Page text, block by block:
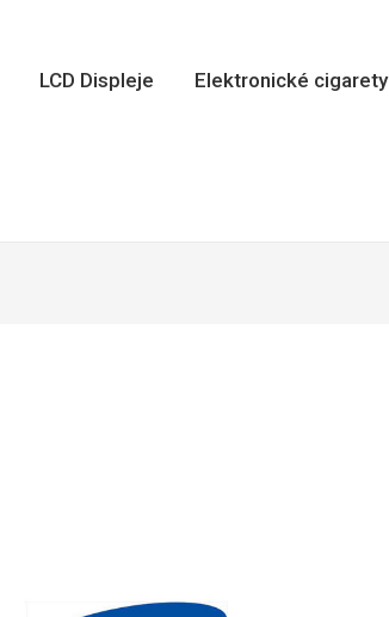
LCD Displeje Elektronické cigarety